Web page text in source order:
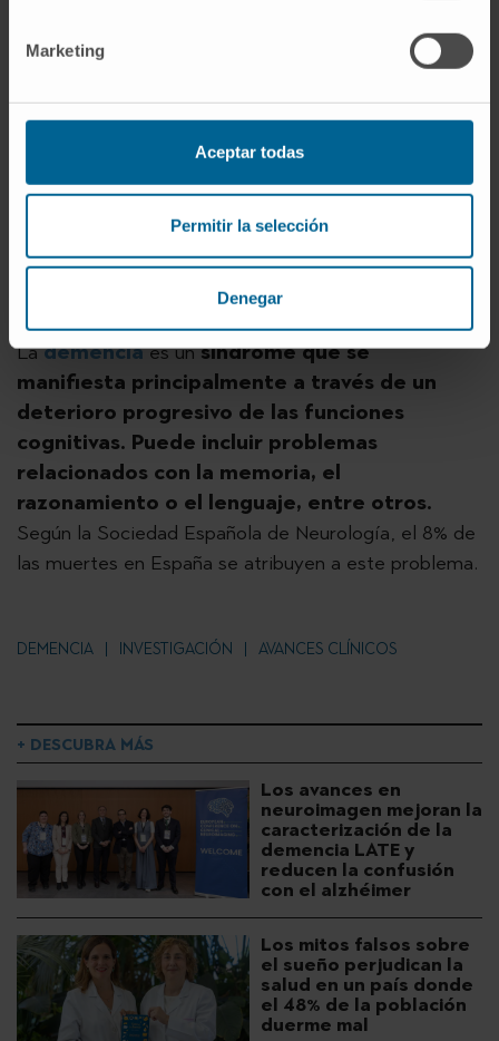
Marketing
Aceptar todas
Permitir la selección
Denegar
prevenir caídas, la revisión y gestión de posibles
efectos adversos de los medicamentos, y la
cuestiones sociales relevantes, como la soledad y el
aislamiento social, la salud mental, especialmente en
torno a la depresión o la ansiedad, y la adaptación
del entorno para hacerlo más seguro, promoviendo la
Todo ello fomentando la colaboración interdisciplinar
para una atención integral.
Lademenciaes unsíndrome que se
manifiesta principalmente a través de un
deterioro progresivo de las funciones
cognitivas. Puede incluir problemas
relacionados con la memoria, el
razonamiento o el lenguaje, entre otros.
Según la Sociedad Española de Neurología, el 8% de
las muertes en España se atribuyen a este problema.
DEMENCIA INVESTIGACIÓN AVANCES CLÍNICOS
+ DESCUBRA MÁS
Los avances en
neuroimagen mejoran la
caracterización de la
demencia LATE y
reducen la confusión
con el alzhéimer
Los mitos falsos sobre
el sueño perjudican la
salud en un país donde
el 48% de la población
duerme mal